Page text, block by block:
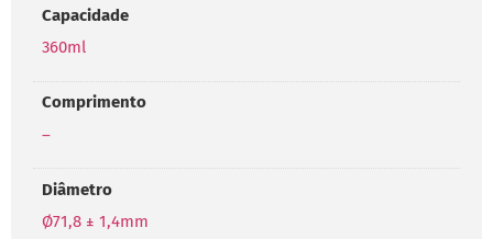
Capacidade
360ml
Comprimento
–
Diâmetro
Ø71,8 ± 1,4mm